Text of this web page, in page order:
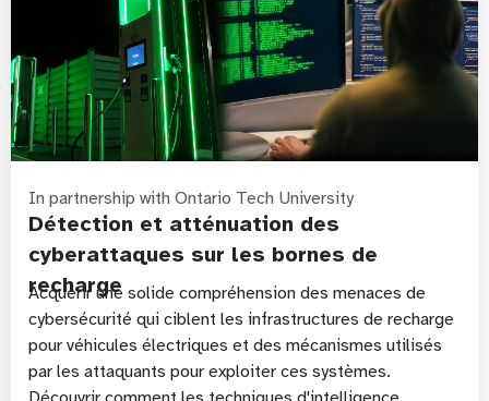
In partnership with Ontario Tech University
Détection et atténuation des
cyberattaques sur les bornes de
recharge
Acquérir une solide compréhension des menaces de
cybersécurité qui ciblent les infrastructures de recharge
pour véhicules électriques et des mécanismes utilisés
par les attaquants pour exploiter ces systèmes.